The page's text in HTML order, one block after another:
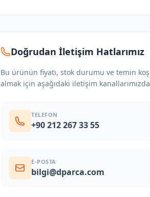
Doğrudan İletişim Hatlarımız
Bu ürünün fiyatı, stok durumu ve temin
almak için aşağıdaki iletişim
TELEFON
+90 212 267 33 55
E-POSTA
bilgi@dparca.com